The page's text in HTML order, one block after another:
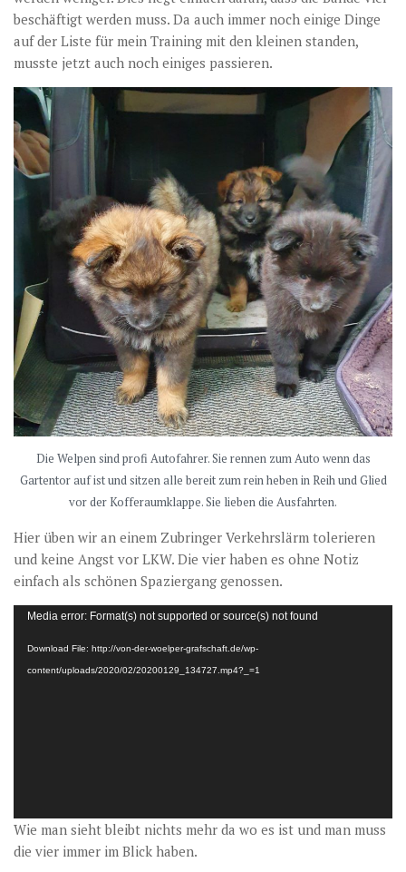
beschäftigt werden muss. Da auch immer noch einige Dinge
auf der Liste für mein Training mit den kleinen standen,
musste jetzt auch noch einiges passieren.
Die Welpen sind profi Autofahrer. Sie rennen zum Auto wenn das
Gartentor auf ist und sitzen alle bereit zum rein heben in Reih und Glied
vor der Kofferaumklappe. Sie lieben die Ausfahrten.
Hier üben wir an einem Zubringer Verkehrslärm tolerieren
und keine Angst vor LKW. Die vier haben es ohne Notiz
einfach als schönen Spaziergang genossen.
Video-
Media error: Format(s) not supported or source(s) not found
Download File: http://von-der-woelper-grafschaft.de/wp-
content/uploads/2020/02/20200129_134727.mp4?_=1
Wie man sieht bleibt nichts mehr da wo es ist und man muss
die vier immer im Blick haben.